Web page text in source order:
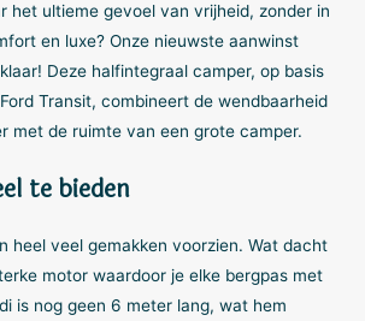
het ultieme gevoel van vrijheid, zonder in
en luxe? Onze nieuwste aanwinst
Deze halfintegraal camper, op basis
Transit, combineert de wendbaarheid
met de ruimte van een grote camper.
te bieden
heel veel gemakken voorzien. Wat dacht
motor waardoor je elke bergpas met
is nog geen 6 meter lang, wat hem